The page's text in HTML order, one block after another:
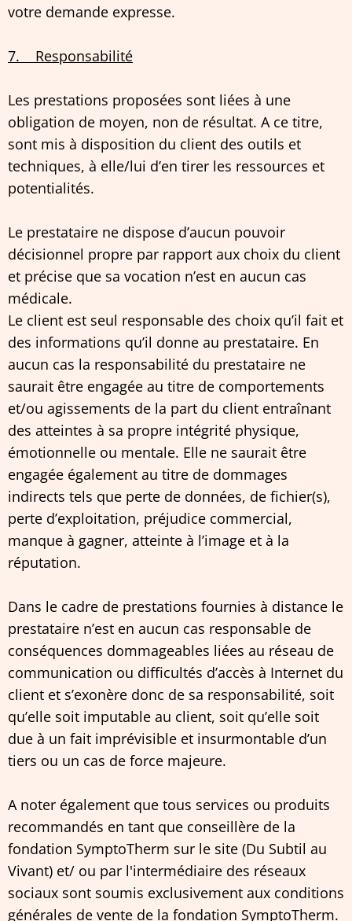
votre demande expresse.
7. Responsabilité
Les prestations proposées sont liées à une
obligation de moyen, non de résultat. A ce titre,
sont mis à disposition du client des outils et
techniques, à elle/lui d’en tirer les ressources et
potentialités.
Le prestataire ne dispose d’aucun pouvoir
décisionnel propre par rapport aux choix du client
et précise que sa vocation n’est en aucun cas
médicale.
Le client est seul responsable des choix qu’il fait et
des informations qu’il donne au prestataire. En
aucun cas la responsabilité du prestataire ne
saurait être engagée au titre de comportements
et/ou agissements de la part du client entraînant
des atteintes à sa propre intégrité physique,
émotionnelle ou mentale. Elle ne saurait être
engagée également au titre de dommages
indirects tels que perte de données, de fichier(s),
perte d’exploitation, préjudice commercial,
manque à gagner, atteinte à l’image et à la
réputation.
Dans le cadre de prestations fournies à distance le
prestataire n’est en aucun cas responsable de
conséquences dommageables liées au réseau de
communication ou difficultés d’accès à Internet du
client et s’exonère donc de sa responsabilité, soit
qu’elle soit imputable au client, soit qu’elle soit
due à un fait imprévisible et insurmontable d’un
tiers ou un cas de force majeure.
A noter également que tous services ou produits
recommandés en tant que conseillère de la
fondation SymptoTherm sur le site (Du Subtil au
Vivant) et/ ou par l'intermédiaire des réseaux
sociaux sont soumis exclusivement aux conditions
générales de vente de la fondation SymptoTherm.